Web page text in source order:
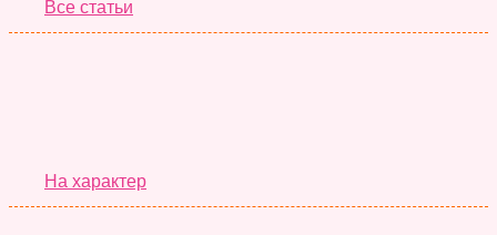
Все статьи
На характер